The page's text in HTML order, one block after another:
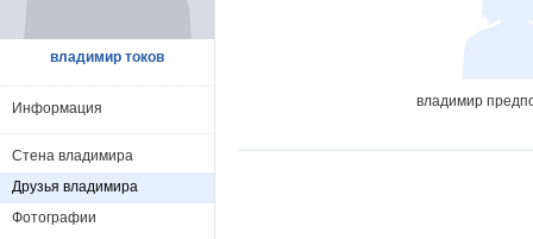
владимир
владимир токов
Информация
Стена владимира
Друзья владимира
Фотографии